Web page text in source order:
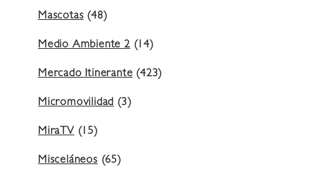
Mascotas(48)
Medio Ambiente 2(14)
Mercado Itinerante(423)
Micromovilidad(3)
MiraTV(15)
Misceláneos(65)